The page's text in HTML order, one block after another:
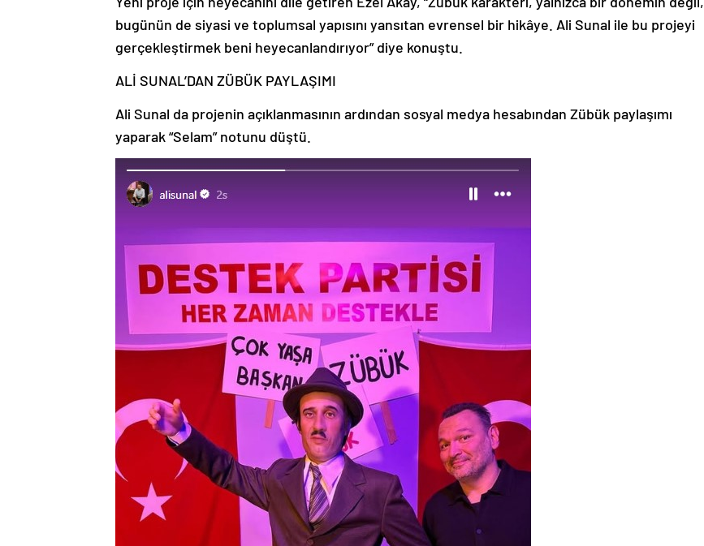
bugünün de siyasi ve toplumsal yapısını yansıtan evrensel bir hikâye. Ali Sunal ile bu projeyi
gerçekleştirmek beni heyecanlandırıyor” diye konuştu.
ALİ SUNAL’DAN ZÜBÜK PAYLAŞIMI
Ali Sunal da projenin açıklanmasının ardından sosyal medya hesabından Zübük paylaşımı
yaparak “Selam” notunu düştü.